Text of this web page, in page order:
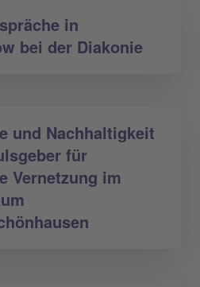
in
bei der Diakonie
und Nachhaltigkeit
für
Vernetzung im